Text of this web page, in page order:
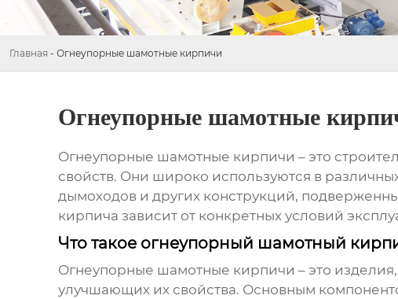
Главная - Огнеупорные шамотные кирпичи
Огнеупорные шамотные
Огнеупорные шамотные кирпичи – это
свойств. Они широко используются в
дымоходов и других конструкций,
кирпича зависит от конкретных условий
Что такое огнеупорный шамотный
Огнеупорные шамотные кирпичи – это
улучшающих их свойства. Основным